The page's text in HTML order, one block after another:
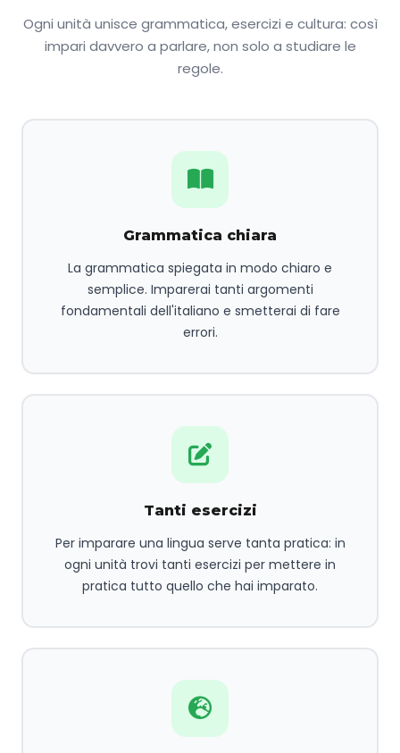
Ogni unità unisce grammatica, esercizi e cultura: così
impari davvero a parlare, non solo a studiare le
regole.
Grammatica chiara
La grammatica spiegata in modo chiaro e
semplice. Imparerai tanti argomenti
fondamentali dell'italiano e smetterai di fare
errori.
Tanti esercizi
Per imparare una lingua serve tanta pratica: in
ogni unità trovi tanti esercizi per mettere in
pratica tutto quello che hai imparato.